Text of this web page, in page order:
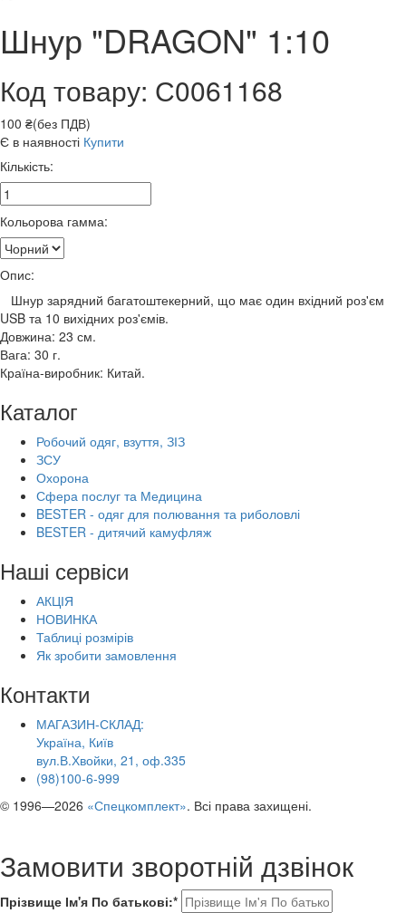
Шнур "DRAGON" 1:10
Код товару: С0061168
100 ₴(без ПДВ)
Є в наявності Купити
Кількість:
Кольорова гамма:
Опис:
Шнур зарядний багатоштекерний, що має один вхідний роз'єм
USB та 10 вихідних роз'ємів.
Довжина: 23 см.
Вага: 30 г.
Країна-виробник: Китай.
Каталог
Робочий одяг, взуття, ЗІЗ
ЗСУ
Охорона
Сфера послуг та Медицина
BESTER - одяг для полювання та риболовлі
BESTER - дитячий камуфляж
Наші сервіси
АКЦІЯ
НОВИНКА
Таблиці розмірів
Як зробити замовлення
Контакти
МАГАЗИН-СКЛАД:
Україна, Київ
вул.В.Хвойки, 21, оф.335
(98)100-6-999
© 1996—2026 «Спецкомплект». Всі права захищені.
Замовити зворотній дзвінок
Прізвище Ім'я По батькові:*